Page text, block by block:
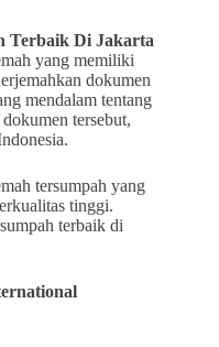
Terbaik Di Jakarta
yang memiliki
dokumen
mendalam tentang
tersebut,
tersumpah yang
tinggi.
terbaik di